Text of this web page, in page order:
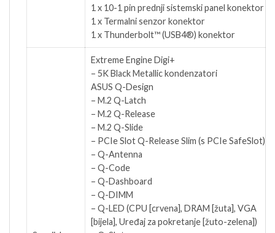
1 x 10-1 pin prednji sistemski panel konektor
1 x Termalni senzor konektor
1 x Thunderbolt™ (USB4®) konektor
Extreme Engine Digi+
– 5K Black Metallic kondenzatori
ASUS Q-Design
– M.2 Q-Latch
– M.2 Q-Release
– M.2 Q-Slide
– PCIe Slot Q-Release Slim (s PCIe SafeSlot)
– Q-Antenna
– Q-Code
– Q-Dashboard
– Q-DIMM
– Q-LED (CPU [crvena], DRAM [žuta], VGA
[bijela], Uređaj za pokretanje [žuto-zelena])